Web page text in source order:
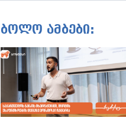
ბოლო ამბები: